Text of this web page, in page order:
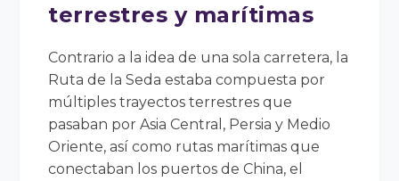
terrestres y marítimas
Contrario a la idea de una sola carretera, la
Ruta de la Seda estaba compuesta por
múltiples trayectos terrestres que
pasaban por Asia Central, Persia y Medio
Oriente, así como rutas marítimas que
conectaban los puertos de China, el